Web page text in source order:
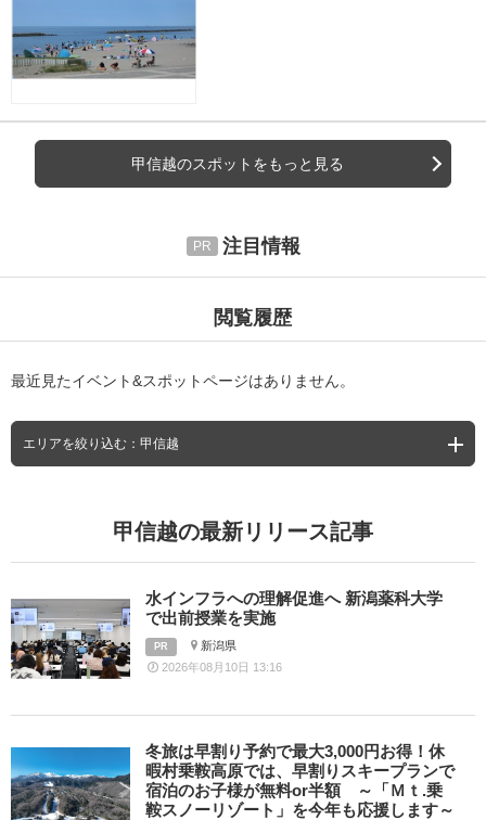
甲信越のスポットをもっと見る
注目情報
閲覧履歴
最近見たイベント&スポットページはありません。
エリアを絞り込む：甲信越
甲信越の最新リリース記事
水インフラへの理解促進へ 新潟薬科大学
で出前授業を実施
PR
新潟県
2026年08月10日 13:16
冬旅は早割り予約で最大3,000円お得！休
暇村乗鞍高原では、早割りスキープランで
宿泊のお子様が無料or半額 ～「Ｍｔ.乗
鞍スノーリゾート」を今年も応援します～